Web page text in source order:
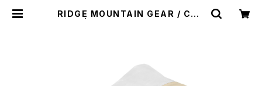
RIDGE MOUNTAIN GEAR / CAS